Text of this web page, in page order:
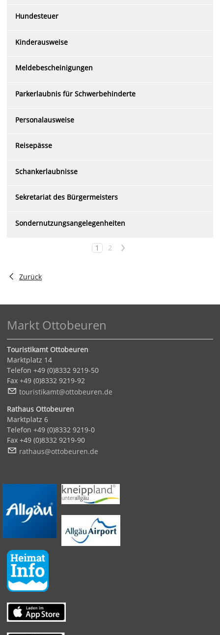
Hundesteuer
Kinderausweise
Meldebescheinigungen
Parkerlaubnis für Schwerbehinderte
Personalausweise
Reisepässe
Schankerlaubnisse
Sekretariat des Bürgermeisters
Sondernutzungsangelegenheiten
1 2 >
Zurück
Markt Ottobeuren
Touristikamt Ottobeuren
Marktplatz 14
Telefon +49 (0)8332 9219-50
Fax +49 (0)8332 9219-92
t
r st k mt tt b r n d
Rathaus Ottobeuren
Marktplatz 6
Telefon +49 (0)8332 9219-0
Fax +49 (0)8332 9219-90
r th s tt b r n d